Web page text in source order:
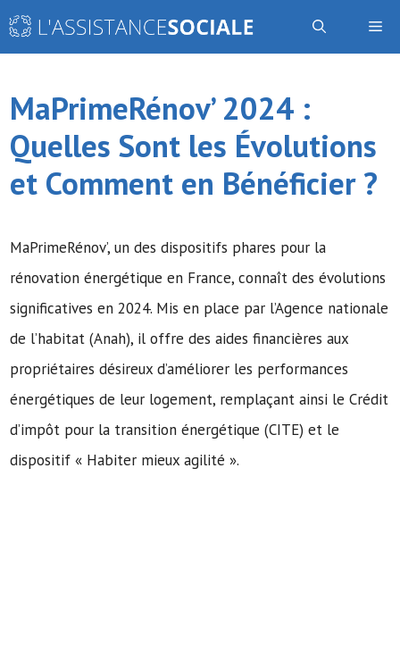
Aller
MaPrimeRénov’ 2024 :
Quelles Sont les Évolutions
et Comment en Bénéficier ?
MaPrimeRénov’, un des dispositifs phares pour la
rénovation énergétique en France, connaît des évolutions
significatives en 2024. Mis en place par l’Agence nationale
de l’habitat (Anah), il offre des aides financières aux
propriétaires désireux d’améliorer les performances
énergétiques de leur logement, remplaçant ainsi le Crédit
d’impôt pour la transition énergétique (CITE) et le
dispositif « Habiter mieux agilité ».